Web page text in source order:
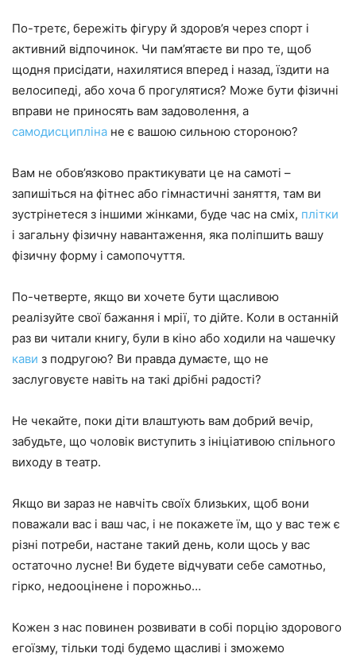
По-третє, бережіть фігуру й здоров’я через спорт і
активний відпочинок. Чи пам’ятаєте ви про те, щоб
щодня присідати, нахилятися вперед і назад, їздити на
велосипеді, або хоча б прогулятися? Може бути фізичні
вправи не приносять вам задоволення, а
самодисципліна не є вашою сильною стороною?
Вам не обов’язково практикувати це на самоті –
запишіться на фітнес або гімнастичні заняття, там ви
зустрінетеся з іншими жінками, буде час на сміх, плітки
і загальну фізичну навантаження, яка поліпшить вашу
фізичну форму і самопочуття.
По-четверте, якщо ви хочете бути щасливою
реалізуйте свої бажання і мрії, то дійте. Коли в останній
раз ви читали книгу, були в кіно або ходили на чашечку
кави з подругою? Ви правда думаєте, що не
заслуговуєте навіть на такі дрібні радості?
Не чекайте, поки діти влаштують вам добрий вечір,
забудьте, що чоловік виступить з ініціативою спільного
виходу в театр.
Якщо ви зараз не навчіть своїх близьких, щоб вони
поважали вас і ваш час, і не покажете їм, що у вас теж є
різні потреби, настане такий день, коли щось у вас
остаточно лусне! Ви будете відчувати себе самотньо,
гірко, недооцінене і порожньо…
Кожен з нас повинен розвивати в собі порцію здорового
егоїзму, тільки тоді будемо щасливі і зможемо